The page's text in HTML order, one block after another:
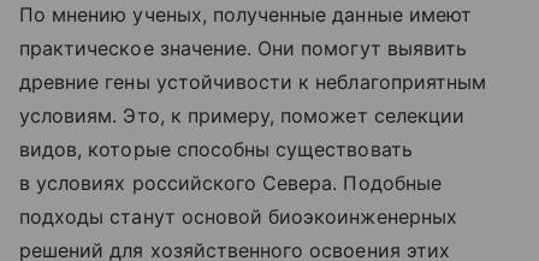
По мнению ученых, полученные данные имеют
практическое значение. Они помогут выявить
древние гены устойчивости к неблагоприятным
условиям. Это, к примеру, поможет селекции
видов, которые способны существовать
в условиях российского Севера. Подобные
подходы станут основой биоэкоинженерных
решений для хозяйственного освоения этих